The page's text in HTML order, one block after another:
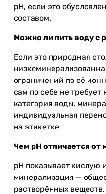
pH, если это
составом.
Можно ли пить воду с
Если это природная
ограничений по её
сам по себе не
категория воды,
индивидуальная
на этикетке.
Чем pH отличается от
pH показывает
минерализация —
растворённых